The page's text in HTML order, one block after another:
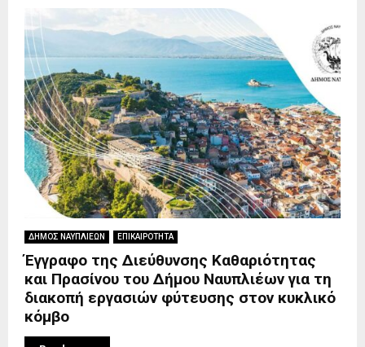
ΔΗΜΟΣ ΝΑΥΠΛΙΕΩΝ ΕΠΙΚΑΙΡΟΤΗΤΑ
Έγγραφο της Διεύθυνσης Καθαριότητας
και Πρασίνου του Δήμου Ναυπλιέων για τη
διακοπή εργασιών φύτευσης στον κυκλικό
κόμβο